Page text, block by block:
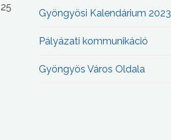
Gyöngyösi Kalendárium 2023
Pályázati kommunikáció
Gyöngyös Város Oldala